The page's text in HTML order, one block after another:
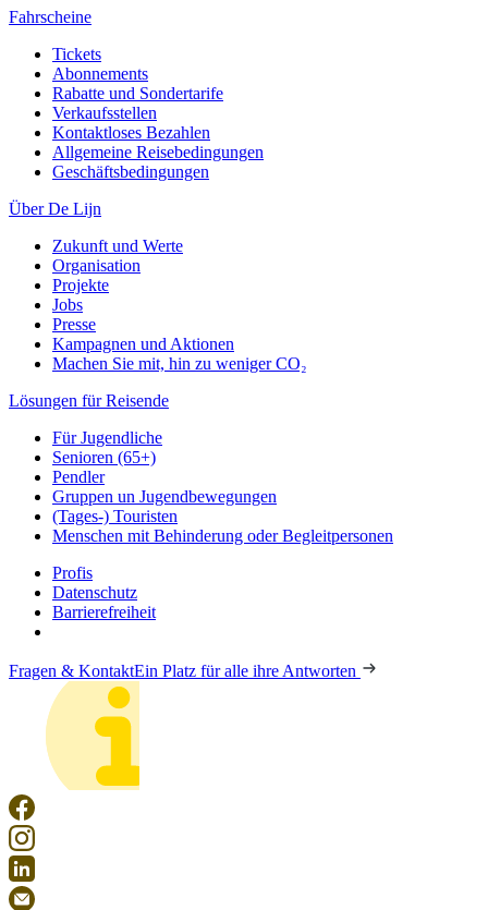
Fahrscheine
Tickets
Abonnements
Rabatte und Sondertarife
Verkaufsstellen
Kontaktloses Bezahlen
Allgemeine Reisebedingungen
Geschäftsbedingungen
Über De Lijn
Zukunft und Werte
Organisation
Projekte
Jobs
Presse
Kampagnen und Aktionen
Machen Sie mit, hin zu weniger CO₂
Lösungen für Reisende
Für Jugendliche
Senioren (65+)
Pendler
Gruppen un Jugendbewegungen
(Tages-) Touristen
Menschen mit Behinderung oder Begleitpersonen
Profis
Datenschutz
Barrierefreiheit
Fragen & KontaktEin Platz für alle ihre Antworten